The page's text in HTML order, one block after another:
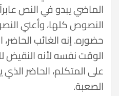
الماضي يبدو في النص
النصوص كلها، وأعني
حضوره. إنه الغائب
الوقت نفسه لأنه النقيض
على المتكلم، الحاضر
الصعبة.